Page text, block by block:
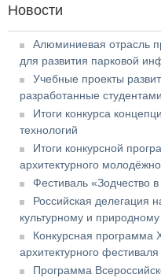
Новости
Алюминиевая отрасль
для развития парковой
Учебные проекты
разработанные
Итоги конкурса
технологий
Итоги конкурсной
архитектурного
Фестиваль «Зодчество
Российская делегация
культурному и
Конкурсная программа
архитектурного
Программа